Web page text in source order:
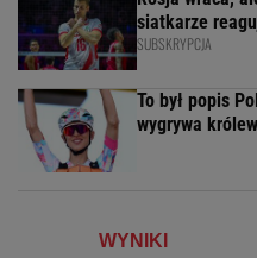
siatkarze
SUBSKRYPCJA
To był popis
wygrywa
WYNIKI